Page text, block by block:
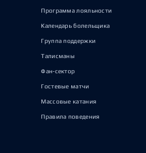
Программа лояльности
Календарь болельщика
Группа поддержки
Талисманы
Фан-сектор
Гостевые матчи
Массовые катания
Правила поведения